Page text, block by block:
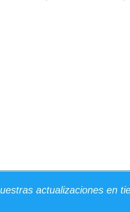
actualizaciones en